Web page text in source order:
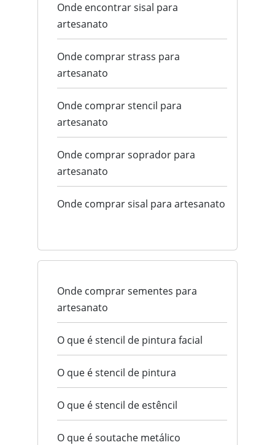
Onde encontrar sisal para
artesanato
Onde comprar strass para
artesanato
Onde comprar stencil para
artesanato
Onde comprar soprador para
artesanato
Onde comprar sisal para artesanato
Onde comprar sementes para
artesanato
O que é stencil de pintura facial
O que é stencil de pintura
O que é stencil de estêncil
O que é soutache metálico